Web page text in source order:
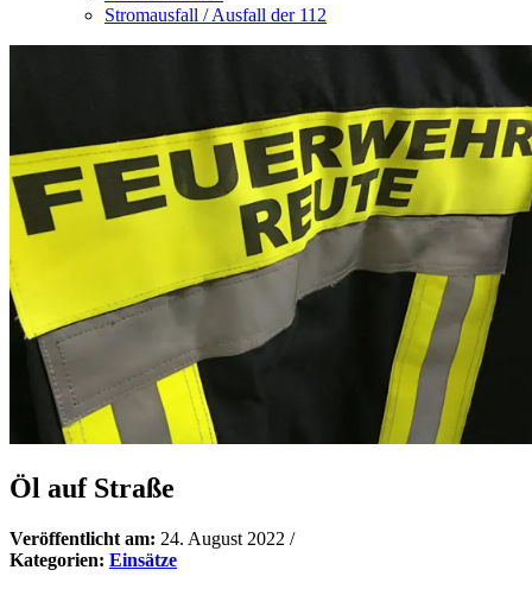
Stromausfall / Ausfall der 112
Öl auf Straße
Veröffentlicht am: 24. August 2022 /
Kategorien: Einsätze